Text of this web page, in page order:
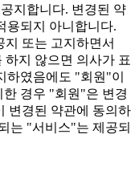
지합니다. 변경된 약
용되지 아니합니다.
또는 고지하면서
지 않으면 의사가 표
하였음에도 "회원"이
경우 "회원"은 변경
변경된 약관에 동의하
는 "서비스"는 제공되